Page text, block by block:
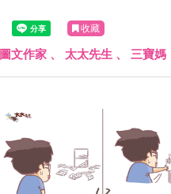
收藏
圖文作家 、 太太先生 、 三寶媽